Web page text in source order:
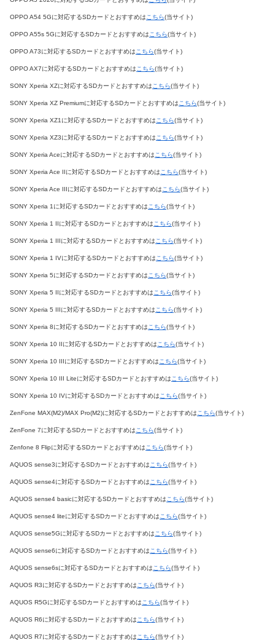
OPPO A54 5Gに対応するSDカードとおすすめはこちら(当サイト)
OPPO A55s 5Gに対応するSDカードとおすすめはこちら(当サイト)
OPPO A73に対応するSDカードとおすすめはこちら(当サイト)
OPPO AX7に対応するSDカードとおすすめはこちら(当サイト)
SONY Xperia XZに対応するSDカードとおすすめはこちら(当サイト)
SONY Xperia XZ Premiumに対応するSDカードとおすすめはこちら(当サイト)
SONY Xperia XZ1に対応するSDカードとおすすめはこちら(当サイト)
SONY Xperia XZ3に対応するSDカードとおすすめはこちら(当サイト)
SONY Xperia Aceに対応するSDカードとおすすめはこちら(当サイト)
SONY Xperia Ace IIに対応するSDカードとおすすめはこちら(当サイト)
SONY Xperia Ace IIIに対応するSDカードとおすすめはこちら(当サイト)
SONY Xperia 1に対応するSDカードとおすすめはこちら(当サイト)
SONY Xperia 1 IIに対応するSDカードとおすすめはこちら(当サイト)
SONY Xperia 1 IIIに対応するSDカードとおすすめはこちら(当サイト)
SONY Xperia 1 IVに対応するSDカードとおすすめはこちら(当サイト)
SONY Xperia 5に対応するSDカードとおすすめはこちら(当サイト)
SONY Xperia 5 IIに対応するSDカードとおすすめはこちら(当サイト)
SONY Xperia 5 IIIに対応するSDカードとおすすめはこちら(当サイト)
SONY Xperia 8に対応するSDカードとおすすめはこちら(当サイト)
SONY Xperia 10 IIに対応するSDカードとおすすめはこちら(当サイト)
SONY Xperia 10 IIIに対応するSDカードとおすすめはこちら(当サイト)
SONY Xperia 10 III Liteに対応するSDカードとおすすめはこちら(当サイト)
SONY Xperia 10 IVに対応するSDカードとおすすめはこちら(当サイト)
ZenFone MAX(M2)/MAX Pro(M2)に対応するSDカードとおすすめはこちら(当サイト)
ZenFone 7に対応するSDカードとおすすめはこちら(当サイト)
Zenfone 8 Flipに対応するSDカードとおすすめはこちら(当サイト)
AQUOS sense3に対応するSDカードとおすすめはこちら(当サイト)
AQUOS sense4に対応するSDカードとおすすめはこちら(当サイト)
AQUOS sense4 basicに対応するSDカードとおすすめはこちら(当サイト)
AQUOS sense4 liteに対応するSDカードとおすすめはこちら(当サイト)
AQUOS sense5Gに対応するSDカードとおすすめはこちら(当サイト)
AQUOS sense6に対応するSDカードとおすすめはこちら(当サイト)
AQUOS sense6sに対応するSDカードとおすすめはこちら(当サイト)
AQUOS R3に対応するSDカードとおすすめはこちら(当サイト)
AQUOS R5Gに対応するSDカードとおすすめはこちら(当サイト)
AQUOS R6に対応するSDカードとおすすめはこちら(当サイト)
AQUOS R7に対応するSDカードとおすすめはこちら(当サイト)